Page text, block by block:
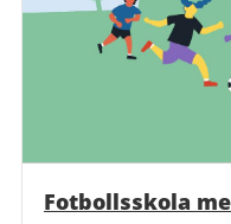
Fotbollsskola